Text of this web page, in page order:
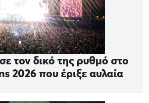
τον δικό της ρυθμό στο
2026 που έριξε αυλαία